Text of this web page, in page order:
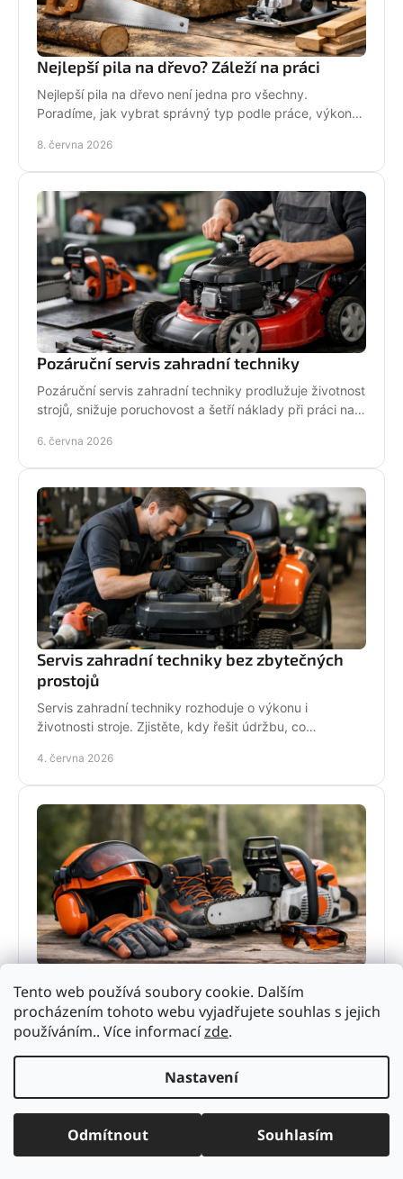
Tento web používá soubory cookie. Dalším
procházením tohoto webu vyjadřujete souhlas s jejich
používáním.. Více informacízde.
Nastavení
Odmítnout Souhlasím
Nejlepší pila na dřevo? Záleží na práci
Nejlepší pila na dřevo není jedna pro všechny.
Poradíme, jak vybrat správný typ podle práce, výkonu,
8. června 2026
Pozáruční servis zahradní techniky
Pozáruční servis zahradní techniky prodlužuje životnost
strojů, snižuje poruchovost a šetří náklady při práci na
6. června 2026
Servis zahradní techniky bez zbytečných
prostojů
Servis zahradní techniky rozhoduje o výkonu i
životnosti stroje. Zjistěte, kdy řešit údržbu, co
4. června 2026
Ochranné pomůcky pro práci s pilou výrazně snižují
riziko úrazu. Poradíme, co vybrat pro hobby použití i
pravidelnou práci v terénu.
2. června 2026